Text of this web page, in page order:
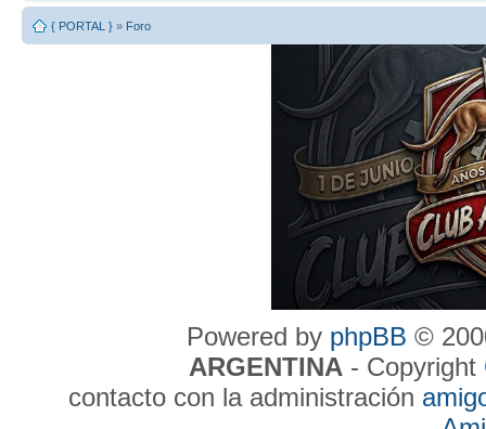
{ PORTAL } » Foro
Powered by phpBB ©
ARGENTINA- Copyright
contacto con la administración